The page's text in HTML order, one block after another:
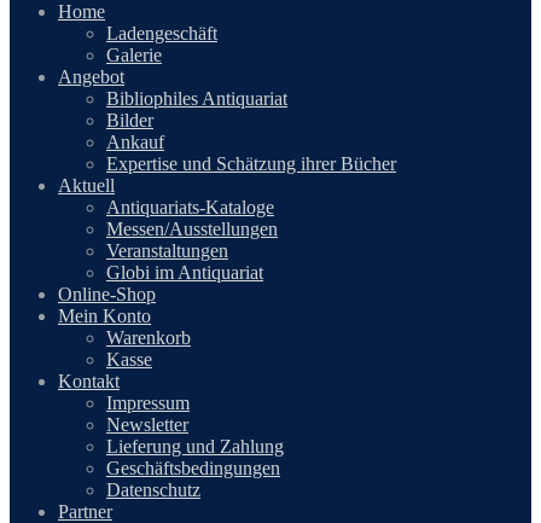
Home
Ladengeschäft
Galerie
Angebot
Bibliophiles Antiquariat
Bilder
Ankauf
Expertise und Schätzung ihrer Bücher
Aktuell
Antiquariats-Kataloge
Messen/Ausstellungen
Veranstaltungen
Globi im Antiquariat
Online-Shop
Mein Konto
Warenkorb
Kasse
Kontakt
Impressum
Newsletter
Lieferung und Zahlung
Geschäftsbedingungen
Datenschutz
Partner